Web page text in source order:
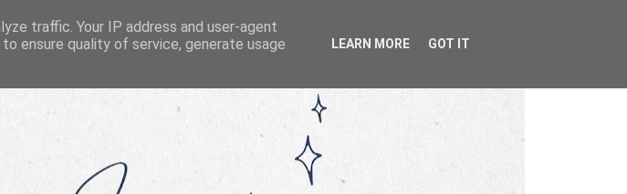
traffic. Your IP address and user-agent
ensure quality of service, generate usage
LEARN MORE GOT IT